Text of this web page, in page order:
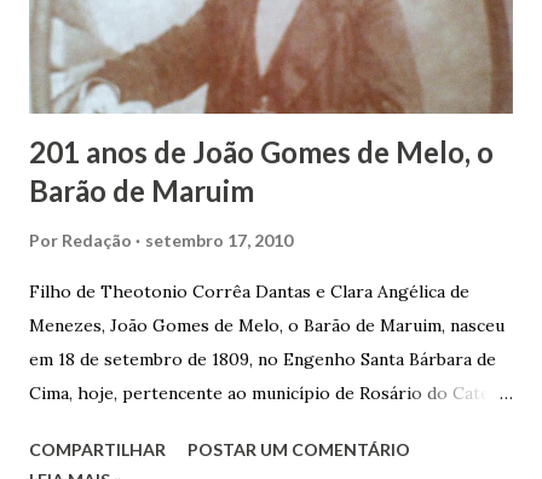
em defender o pão como garçon, tendo incontáveis vezes
que trabalhar copiosamente fora de seu horário normal em
trocas de gorjetas que c...
201 anos de João Gomes de Melo, o
Barão de Maruim
Por Redação setembro 17, 2010
Filho de Theotonio Corrêa Dantas e Clara Angélica de
Menezes, João Gomes de Melo, o Barão de Maruim, nasceu
em 18 de setembro de 1809, no Engenho Santa Bárbara de
Cima, hoje, pertencente ao município de Rosário do Catete.
José de Faro Leitão, porém o casamento acabou com o
COMPARTILHAR
POSTAR UM COMENTÁRIO